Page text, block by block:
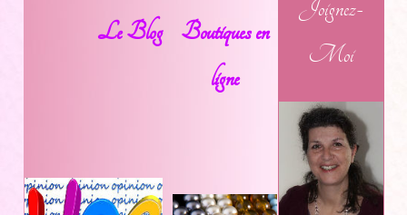
Le Blog
Boutiques en
ligne
Joignez-
Moi